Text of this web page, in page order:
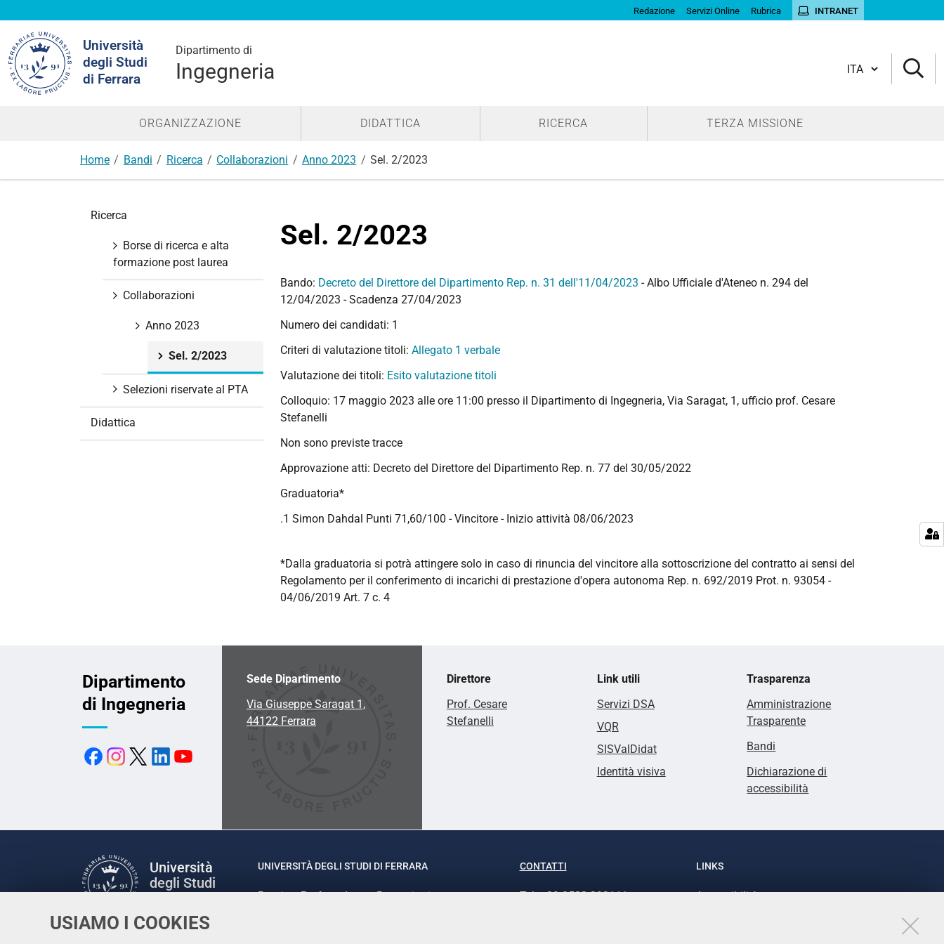
USIAMO I COOKIES
Redazione Servizi Online Rubrica INTRANET
Università
degli Studi
di Ferrara
Dipartimento di
Ingegneria
nel
sito
Cambia lingua
ORGANIZZAZIONE DIDATTICA RICERCA TERZA MISSIONE
Home Bandi Ricerca Collaborazioni Anno 2023 Sel. 2/2023
Sel. 2/2023
Bando: Decreto del Direttore del Dipartimento Rep. n. 31 dell'11/04/2023 - Albo Ufficiale d'Ateneo n. 294 del
12/04/2023 - Scadenza 27/04/2023
Numero dei candidati: 1
Criteri di valutazione titoli: Allegato 1 verbale
Valutazione dei titoli: Esito valutazione titoli
Colloquio: 17 maggio 2023 alle ore 11:00 presso il Dipartimento di Ingegneria, Via Saragat, 1, ufficio prof. Cesare
Stefanelli
Non sono previste tracce
Approvazione atti: Decreto del Direttore del Dipartimento Rep. n. 77 del 30/05/2022
Graduatoria*
.1 Simon Dahdal Punti 71,60/100 - Vincitore - Inizio attività 08/06/2023
*Dalla graduatoria si potrà attingere solo in caso di rinuncia del vincitore alla sottoscrizione del contratto ai sensi del
Regolamento per il conferimento di incarichi di prestazione d'opera autonoma Rep. n. 692/2019 Prot. n. 93054 -
04/06/2019 Art. 7 c. 4
Ricerca
Borse di ricerca e alta
formazione post laurea
Collaborazioni
Anno 2023
Sel. 2/2023
Selezioni riservate al PTA
Didattica
Dipartimento
di Ingegneria
Sede Dipartimento
Via Giuseppe Saragat 1,
44122 Ferrara
Direttore
Prof. Cesare
Stefanelli
Link utili
Servizi DSA
VQR
SISValDidat
Identità visiva
Trasparenza
Amministrazione
Trasparente
Bandi
Dichiarazione di
accessibilità
Università
degli Studi
UNIVERSITÀ DEGLI STUDI DI FERRARA
Rettrice: Prof.ssa Laura Ramaciotti
CONTATTI
Tel. +39 0532 293111
LINKS
Accessibilità